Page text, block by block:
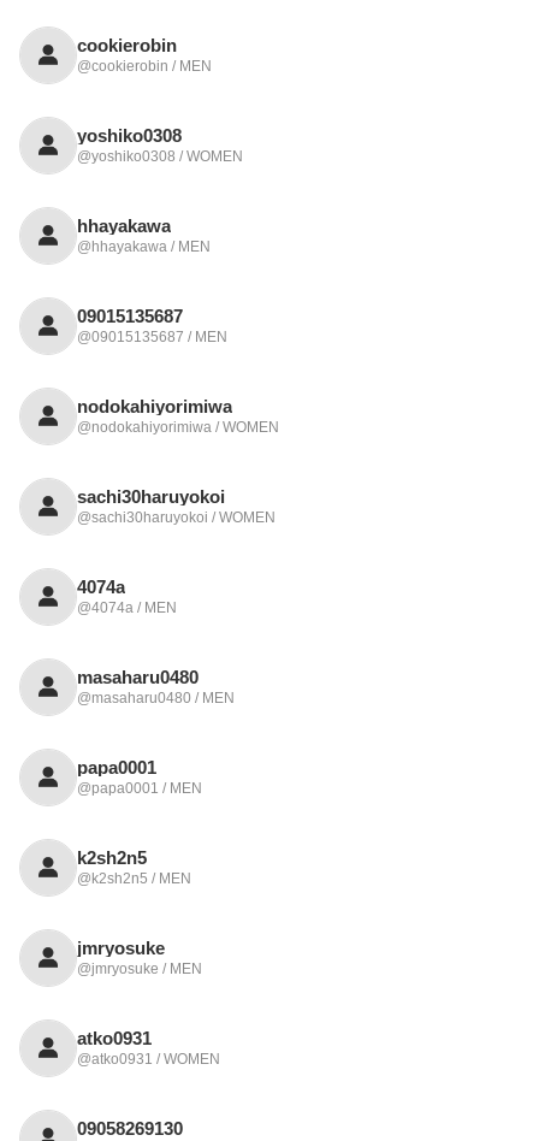
cookierobin
@cookierobin / MEN
yoshiko0308
@yoshiko0308 / WOMEN
hhayakawa
@hhayakawa / MEN
09015135687
@09015135687 / MEN
nodokahiyorimiwa
@nodokahiyorimiwa / WOMEN
sachi30haruyokoi
@sachi30haruyokoi / WOMEN
4074a
@4074a / MEN
masaharu0480
@masaharu0480 / MEN
papa0001
@papa0001 / MEN
k2sh2n5
@k2sh2n5 / MEN
jmryosuke
@jmryosuke / MEN
atko0931
@atko0931 / WOMEN
09058269130